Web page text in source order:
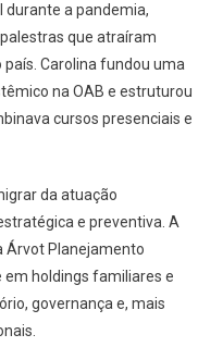
durante a pandemia,
que atraíram
Carolina fundou uma
na OAB e estruturou
cursos presenciais e
da atuação
e preventiva. A
Árvot Planejamento
holdings familiares e
governança e, mais